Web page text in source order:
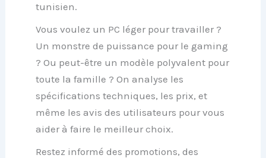
tunisien.
Vous voulez un PC léger pour travailler ?
Un monstre de puissance pour le gaming
? Ou peut-être un modèle polyvalent pour
toute la famille ? On analyse les
spécifications techniques, les prix, et
même les avis des utilisateurs pour vous
aider à faire le meilleur choix.
Restez informé des promotions, des